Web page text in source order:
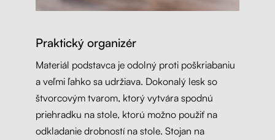
Praktický organizér
Materiál podstavca je odolný proti poškriabaniu
a veľmi ľahko sa udržiava. Dokonalý lesk so
štvorcovým tvarom, ktorý vytvára spodnú
priehradku na stole, ktorú možno použiť na
odkladanie drobností na stole. Stojan na